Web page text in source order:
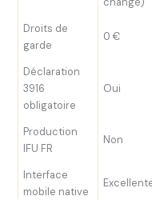
Droits de
garde
0 €
Déclaration
3916
obligatoire
Oui
Production
IFU FR
Non
Interface
mobile native